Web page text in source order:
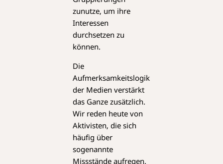
zunutze, um ihre
Interessen
durchsetzen zu
können.
Die
Aufmerksamkeitslogik
der Medien verstärkt
das Ganze zusätzlich.
Wir reden heute von
Aktivisten, die sich
häufig über
sogenannte
Missstände aufregen.